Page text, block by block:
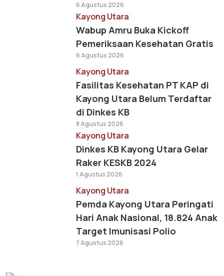
6 Agustus 2026
Kayong Utara
Wabup Amru Buka Kickoff
Pemeriksaan Kesehatan Gratis
6 Agustus 2026
Kayong Utara
Fasilitas Kesehatan PT KAP di
Kayong Utara Belum Terdaftar
di Dinkes KB
8 Agustus 2026
Kayong Utara
Dinkes KB Kayong Utara Gelar
Raker KESKB 2024
1 Agustus 2026
Kayong Utara
Pemda Kayong Utara Peringati
Hari Anak Nasional, 18.824 Anak
Target Imunisasi Polio
7 Agustus 2026